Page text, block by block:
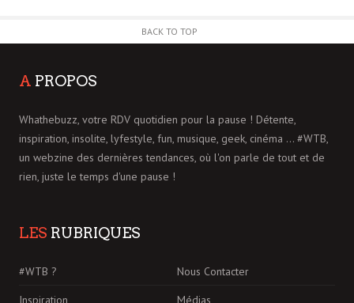
BACK TO TOP
A PROPOS
Whathebuzz, votre RDV quotidien pour la pause ! Détente,
inspiration, insolite, lyfestyle, fun, musique, geek, cinéma ... #WTB,
un webzine des dernières tendances, où l'on parle de tout et de
rien, juste le temps d'une pause !
LES RUBRIQUES
#WTB ?
Nous Contacter
Inspiration
Médias